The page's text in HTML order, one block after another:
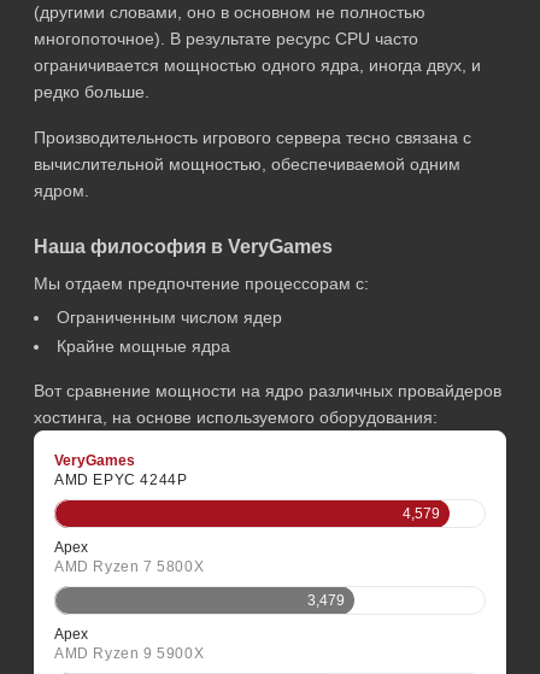
(другими словами, оно в основном не полностью
многопоточное). В результате ресурс CPU часто
ограничивается мощностью одного ядра, иногда двух, и
редко больше.
Производительность игрового сервера тесно связана с
вычислительной мощностью, обеспечиваемой одним
ядром.
Наша философия в VeryGames
Мы отдаем предпочтение процессорам с:
Ограниченным числом ядер
Крайне мощные ядра
Вот сравнение мощности на ядро различных провайдеров
хостинга, на основе используемого оборудования:
VeryGames
AMD EPYC 4244P
4,579
Apex
AMD Ryzen 7 5800X
3,479
Apex
AMD Ryzen 9 5900X